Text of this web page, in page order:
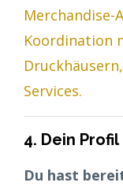
Merchandise-
Koordination
Services.
4. Dein Profil
Du hast